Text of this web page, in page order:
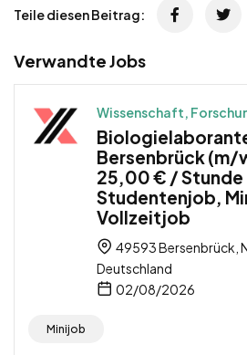
Teile diesen Beitrag:
Verwandte Jobs
Wissenschaft,
Bersenbrück (m/
25,00 € / Stunde
Studentenjob,
Vollzeitjob
49593 Bersenbrück,
Deutschland
02/08/2026
Minijob